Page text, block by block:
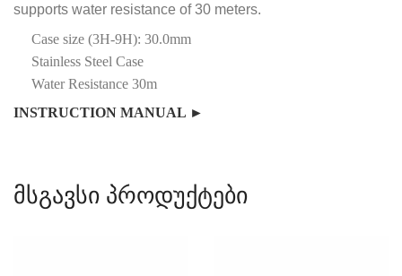
supports water resistance of 30 meters.
Case size (3H-9H): 30.0mm
Stainless Steel Case
Water Resistance 30m
INSTRUCTION MANUAL ►
მსგავსი პროდუქტები